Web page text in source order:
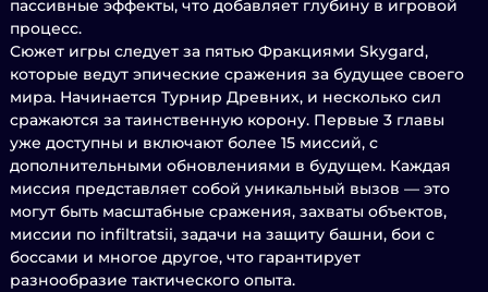
пассивные эффекты, что добавляет глубину в игровой
процесс.
Сюжет игры следует за пятью Фракциями Skygard,
которые ведут эпические сражения за будущее своего
мира. Начинается Турнир Древних, и несколько сил
сражаются за таинственную корону. Первые 3 главы
уже доступны и включают более 15 миссий, с
дополнительными обновлениями в будущем. Каждая
миссия представляет собой уникальный вызов — это
могут быть масштабные сражения, захваты объектов,
миссии по infiltratsii, задачи на защиту башни, бои с
боссами и многое другое, что гарантирует
разнообразие тактического опыта.